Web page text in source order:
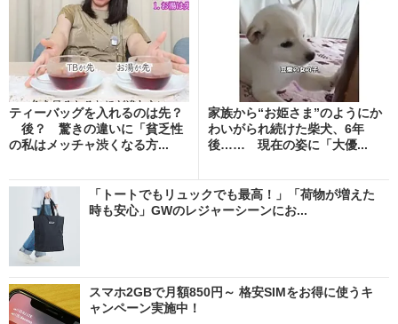
ティーバッグを入れるのは先？
後？ 驚きの違いに「貧乏性
の私はメッチャ渋くなる方...
家族から“お姫さま”のようにか
わいがられ続けた柴犬、6年
後…… 現在の姿に「大優...
「トートでもリュックでも最高！」「荷物が増えた
時も安心」GWのレジャーシーンにお...
スマホ2GBで月額850円～ 格安SIMをお得に使うキ
ャンペーン実施中！